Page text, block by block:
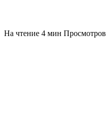
На чтение 4 мин Просмотров